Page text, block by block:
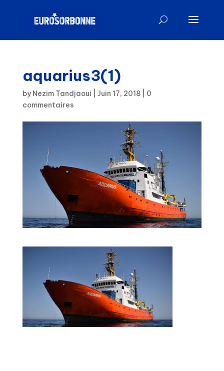
aquarius3(1)
by Nezim Tandjaoui Juin 17, 2018| 0
commentaires